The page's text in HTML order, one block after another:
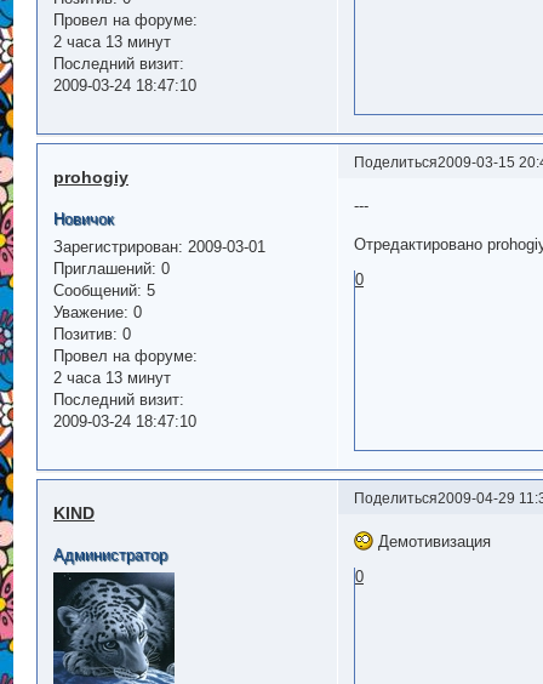
Провел на форуме:
2 часа 13 минут
Последний визит:
2009-03-24 18:47:10
Поделиться2009-03-15
prohogiy
Новичок
Зарегистрирован: 2009-03-01
Приглашений: 0
Сообщений: 5
Уважение: 0
Позитив: 0
Провел на форуме:
2 часа 13 минут
Последний визит:
2009-03-24 18:47:10
---
Отредактировано
0
Поделиться2009-04-29
KIND
Администратор
Демотивизация
0